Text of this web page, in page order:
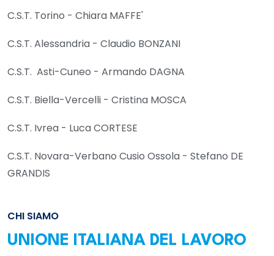
C.S.T. Torino - Chiara MAFFE'
C.S.T. Alessandria - Claudio BONZANI
C.S.T. Asti-Cuneo - Armando DAGNA
C.S.T. Biella-Vercelli - Cristina MOSCA
C.S.T. Ivrea - Luca CORTESE
C.S.T. Novara-Verbano Cusio Ossola - Stefano DE
GRANDIS
CHI SIAMO
UNIONE ITALIANA DEL LAVORO